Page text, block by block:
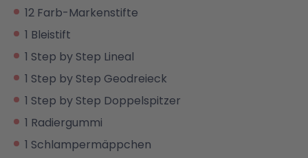
12 Farb-Markenstifte
1 Bleistift
1 Step by Step Lineal
1 Step by Step Geodreieck
1 Step by Step Doppelspitzer
1 Radiergummi
1 Schlampermäppchen